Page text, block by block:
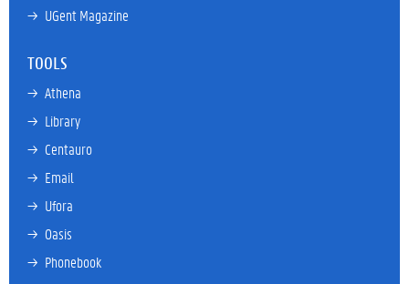
→ UGent Magazine
TOOLS
→ Athena
→ Library
→ Centauro
→ Email
→ Ufora
→ Oasis
→ Phonebook